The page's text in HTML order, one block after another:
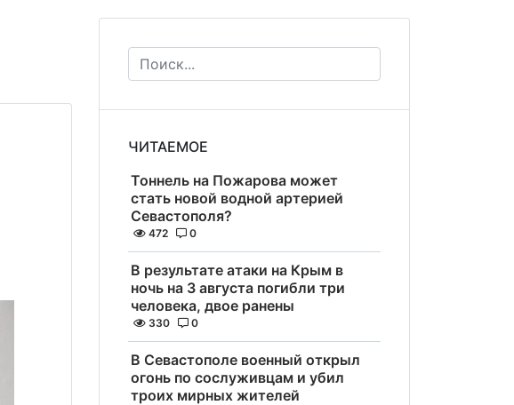
ЧИТАЕМОЕ
Тоннель на Пожарова может
стать новой водной артерией
Севастополя?
472 0
В результате атаки на Крым в
ночь на 3 августа погибли три
человека, двое ранены
330 0
В Севастополе военный открыл
огонь по сослуживцам и убил
троих мирных жителей